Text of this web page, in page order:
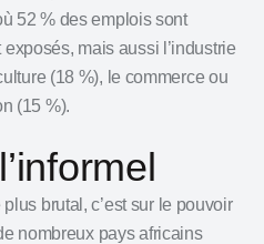
52 % des emplois sont
mais aussi l’industrie
(18 %), le commerce ou
(15 %).
brutal, c’est sur le pouvoir
nombreux pays africains